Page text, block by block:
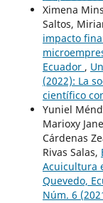
Ximena
Saltos,
impacto
Ecuador ,
(2022): La
científico
Yuniel
Marioxy
Cárdenas
Rivas Salas,
Acuicultura
Quevedo,
Núm. 6